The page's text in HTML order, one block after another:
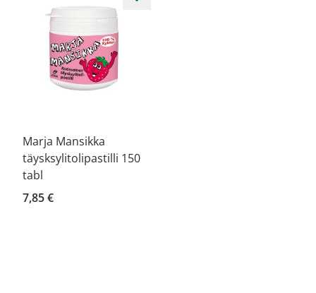
Marja Mansikka
täysksylitolipastilli 150
tabl
7,85 €